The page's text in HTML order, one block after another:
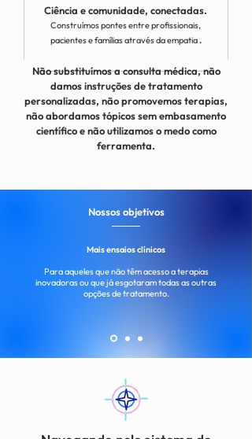
Ciência e comunidade, conectadas.
Construímos pontes entre profissionais,
pacientes e famílias através da empatia.
Não substituímos a consulta médica, não
damos instruções de tratamento
personalizadas, não promovemos terapias,
não abordamos tópicos sem embasamento
científico e não utilizamos o medo como
ferramenta.
Nossos objetivos
Mais ensaios clínicos
Para aqueles que não têm acesso a terapias
inovadoras ou que já esgotaram todas as outras
opções de tratamento.